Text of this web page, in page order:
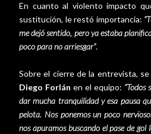
En cuanto al violento impacto
sustitución, le restó importancia:
me dejó sentido, pero ya estaba
poco para no arriesgar”.
Sobre el cierre de la entrevista,
Diego Forlán en el equipo: “Todos
dar mucha tranquilidad y esa pausa
pelota. Nos ponemos un poco
nos apuramos buscando el pase de gol